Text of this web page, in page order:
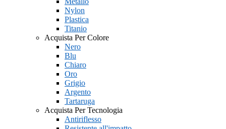
Nylon
Plastica
Titanio
Acquista Per Colore
Nero
Blu
Chiaro
Oro
Grigio
Argento
Tartaruga
Acquista Per Tecnologia
Antiriflesso